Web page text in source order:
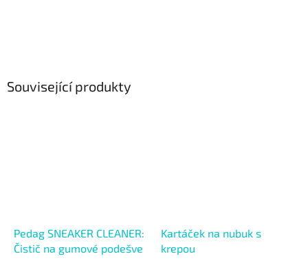
Související produkty
Pedag SNEAKER CLEANER:
Čistič na gumové podešve
Kartáček na nubuk s
krepou